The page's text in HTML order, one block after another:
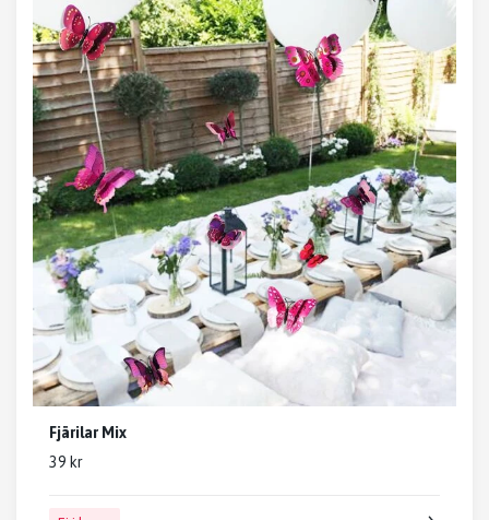
Fjärilar Mix
39 kr